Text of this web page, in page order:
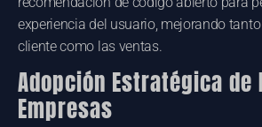
experiencia del usuario, mejorando
cliente como las ventas.
Adopción Estratégica de
Empresas